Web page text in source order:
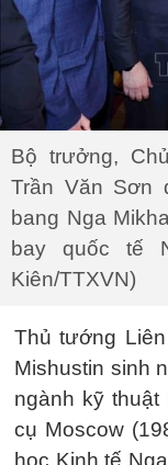
Bộ trưởng,
Trần Văn Sơn
bang Nga
bay quốc tế
Kiên/TTXVN)
Thủ tướng
Mishustin sinh
ngành kỹ thuật
cụ Moscow
học Kinh tế